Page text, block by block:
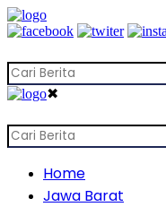
✖
Home
Jawa Barat